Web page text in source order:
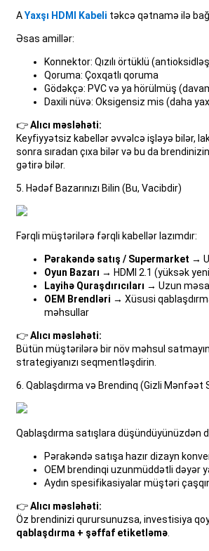
AYaxşı HDMI Kabeli təkcə qətnamə ilə
Əsas amillər:
Konnektor: Qızılı örtüklü
Qoruma: Çoxqatlı qoruma
Gödəkçə: PVC və ya hörülmüş
Daxili nüvə: Oksigensiz mis (daha
👉Alıcı məsləhəti:
Keyfiyyətsiz kabellər əvvəlcə işləyə bilər,
sonra sıradan çıxa bilər və bu da
gətirə bilər.
5. Hədəf Bazarınızı Bilin (Bu, Vacibdir)
Fərqli müştərilərə fərqli kabellər lazımdır:
Pərakəndə satış / Supermarket →
Oyun Bazarı → HDMI 2.1 (yüksək
Layihə Quraşdırıcıları → Uzun
OEM Brendləri → Xüsusi
məhsullar
👉Alıcı məsləhəti:
Bütün müştərilərə bir növ məhsul
strategiyanızı seqmentləşdirin.
6. Qablaşdırma və Brendinq (Gizli Mənfəət
Qablaşdırma satışlara düşündüyünüzdən
Pərakəndə satışa hazır dizayn
OEM brendinqi uzunmüddətli dəyər
Aydın spesifikasiyalar müştəri
👉Alıcı məsləhəti:
Öz brendinizi qurursunuzsa, investisiya
qablaşdırma + şəffaf etiketləmə.